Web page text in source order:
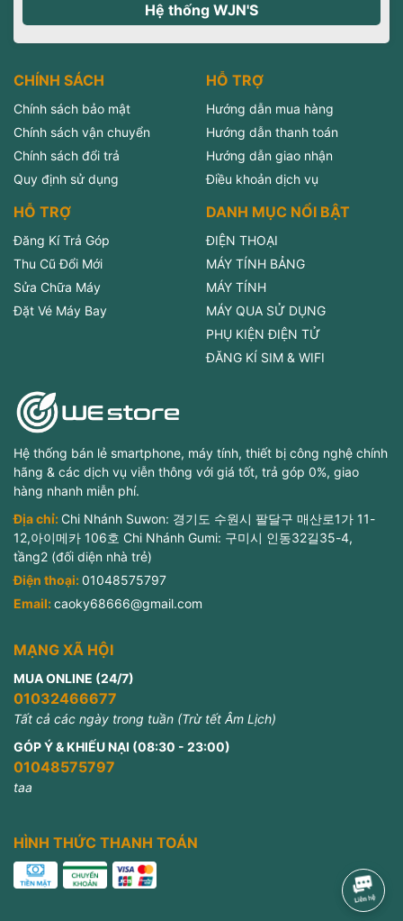
Hệ thống WJN'S
CHÍNH SÁCH
Chính sách bảo mật
Chính sách vận chuyển
Chính sách đổi trả
Quy định sử dụng
HỖ TRỢ
Hướng dẫn mua hàng
Hướng dẫn thanh toán
Hướng dẫn giao nhận
Điều khoản dịch vụ
HỖ TRỢ
Đăng Kí Trả Góp
Thu Cũ Đổi Mới
Sửa Chữa Máy
Đặt Vé Máy Bay
DANH MỤC NỔI BẬT
ĐIỆN THOẠI
MÁY TÍNH BẢNG
MÁY TÍNH
MÁY QUA SỬ DỤNG
PHỤ KIỆN ĐIỆN TỬ
ĐĂNG KÍ SIM & WIFI
Hệ thống bán lẻ smartphone, máy tính, thiết bị công nghệ chính
hãng & các dịch vụ viễn thông với giá tốt, trả góp 0%, giao
hàng nhanh miễn phí.
Địa chỉ: Chi Nhánh Suwon: 경기도 수원시 팔달구 매산로1가 11-
12,아이메카 106호 Chi Nhánh Gumi: 구미시 인동32길35-4,
tầng2 (đối diện nhà trẻ)
Điện thoại:01048575797
Email:caoky68666@gmail.com
MẠNG XÃ HỘI
MUA ONLINE (24/7)
01032466677
Tất cả các ngày trong tuần (Trừ tết Âm Lịch)
GÓP Ý & KHIẾU NẠI (08:30 - 23:00)
01048575797
taa
HÌNH THỨC THANH TOÁN